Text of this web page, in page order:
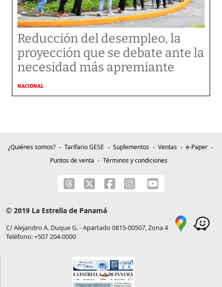
Reducción del desempleo, la
proyección que se debate ante la
necesidad más apremiante
NACIONAL
¿Quiénes somos? Tarifario GESE Suplementos Ventas
e-Paper
Puntos de venta
Términos y condiciones
© 2019 La Estrella de Panamá
C/ Alejandro A. Duque G. - Apartado 0815-00507, Zona 4
Teléfono: +507 204-0000